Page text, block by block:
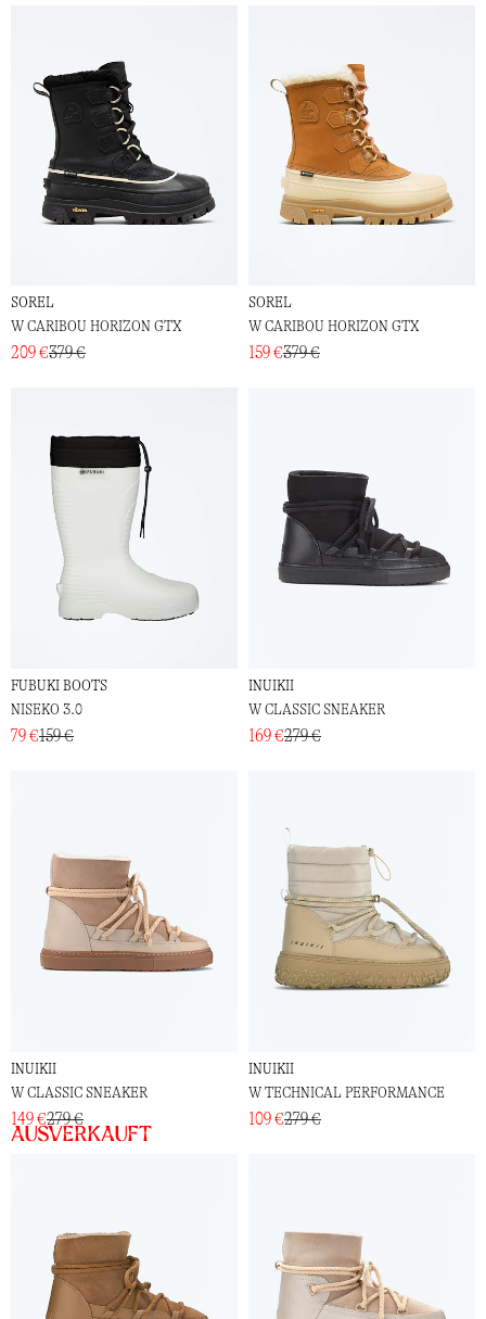
SOREL
W CARIBOU HORIZON GTX
209 €379 €
SOREL
W CARIBOU HORIZON GTX
159 €379 €
FUBUKI BOOTS
NISEKO 3.0
79 €159 €
INUIKII
W CLASSIC SNEAKER
169 €279 €
INUIKII
W CLASSIC SNEAKER
149 €279 €
Ausverkauft
INUIKII
W TECHNICAL PERFORMANCE
109 €279 €